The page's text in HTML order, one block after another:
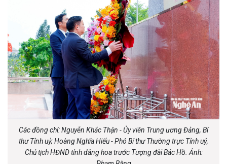
Các đồng chí: Nguyễn Khắc Thận - Ủy viên Trung ương Đảng, Bí
thư Tỉnh uỷ; Hoàng Nghĩa Hiếu - Phó Bí thư Thường trực Tỉnh uỷ,
Chủ tịch HĐND tỉnh dâng hoa trước Tượng đài Bác Hồ. Ảnh: